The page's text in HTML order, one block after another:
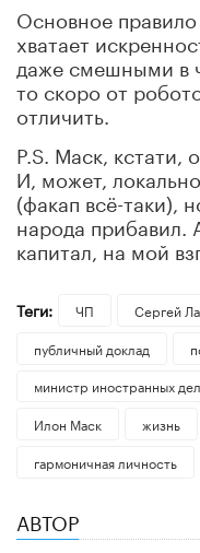
Основное
хватает
даже смешными в
то скоро от
отличить.
P.S. Маск, кстати,
И, может,
(факап всё-таки),
народа прибавил.
капитал, на мой
Теги: ЧП Сергей
публичный доклад
министр иностранных дел
Илон Маск
жизнь
гармоничная личность
АВТОР